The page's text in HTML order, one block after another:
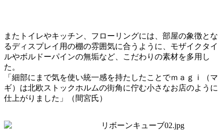
またトイレやキッチン、フローリングには、部屋の象徴とな
るディスプレイ用の棚の雰囲気に合うように、モザイクタイ
ルやボルドーパインの無垢など、こだわりの素材を多用し
た。
「細部にまで気を使い統一感を持たしたことでｍａｇｉ（マ
ギ）は北欧ストックホルムの街角に佇む小さなお店のように
仕上がりました」（間宮氏）